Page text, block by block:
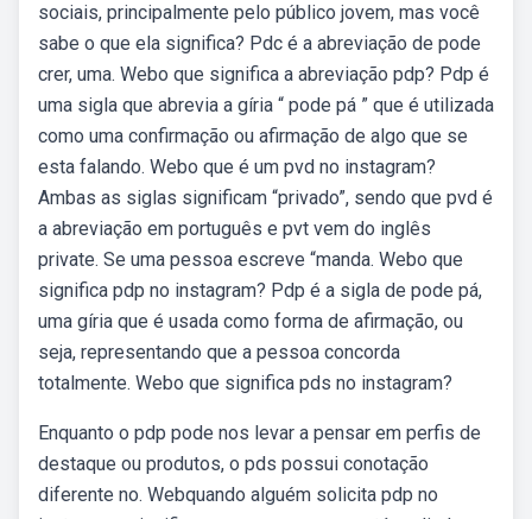
sociais, principalmente pelo público jovem, mas você
sabe o que ela significa? Pdc é a abreviação de pode
crer, uma. Webo que significa a abreviação pdp? Pdp é
uma sigla que abrevia a gíria “ pode pá ” que é utilizada
como uma confirmação ou afirmação de algo que se
esta falando. Webo que é um pvd no instagram?
Ambas as siglas significam “privado”, sendo que pvd é
a abreviação em português e pvt vem do inglês
private. Se uma pessoa escreve “manda. Webo que
significa pdp no instagram? Pdp é a sigla de pode pá,
uma gíria que é usada como forma de afirmação, ou
seja, representando que a pessoa concorda
totalmente. Webo que significa pds no instagram?
Enquanto o pdp pode nos levar a pensar em perfis de
destaque ou produtos, o pds possui conotação
diferente no. Webquando alguém solicita pdp no